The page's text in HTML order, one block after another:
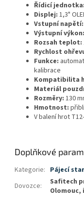
Řídicí jednotka:
Displej: 1,3"
Vstupní napětí:
Výstupní výkon:
Rozsah teplot:
Rychlost
Funkce:
kalibrace
Kompatibilita
Materiál
Rozměry: 130
Hmotnost:
V balení hrot
Doplňkové
Kategorie: Pájecí
Dovozce:
Safitech
Olomouc,